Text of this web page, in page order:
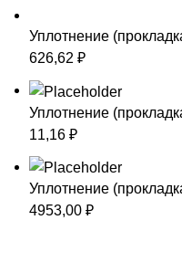
Уплотнение
626,62 ₽
Уплотнение
11,16 ₽
Уплотнение
4953,00 ₽